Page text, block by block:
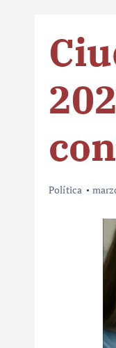
Política